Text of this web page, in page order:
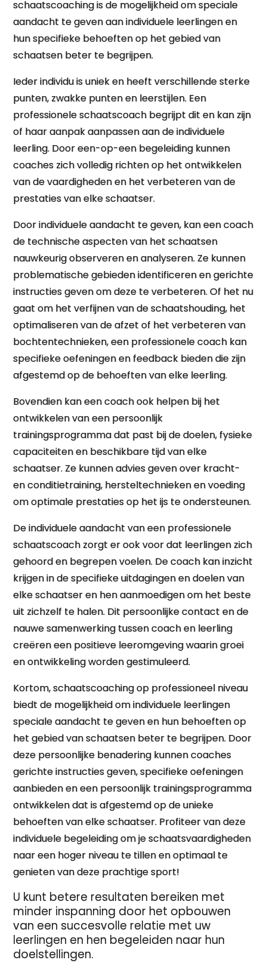
schaatscoaching is de mogelijkheid om speciale
aandacht te geven aan individuele leerlingen en
hun specifieke behoeften op het gebied van
schaatsen beter te begrijpen.
Ieder individu is uniek en heeft verschillende sterke
punten, zwakke punten en leerstijlen. Een
professionele schaatscoach begrijpt dit en kan zijn
of haar aanpak aanpassen aan de individuele
leerling. Door een-op-een begeleiding kunnen
coaches zich volledig richten op het ontwikkelen
van de vaardigheden en het verbeteren van de
prestaties van elke schaatser.
Door individuele aandacht te geven, kan een coach
de technische aspecten van het schaatsen
nauwkeurig observeren en analyseren. Ze kunnen
problematische gebieden identificeren en gerichte
instructies geven om deze te verbeteren. Of het nu
gaat om het verfijnen van de schaatshouding, het
optimaliseren van de afzet of het verbeteren van
bochtentechnieken, een professionele coach kan
specifieke oefeningen en feedback bieden die zijn
afgestemd op de behoeften van elke leerling.
Bovendien kan een coach ook helpen bij het
ontwikkelen van een persoonlijk
trainingsprogramma dat past bij de doelen, fysieke
capaciteiten en beschikbare tijd van elke
schaatser. Ze kunnen advies geven over kracht-
en conditietraining, hersteltechnieken en voeding
om optimale prestaties op het ijs te ondersteunen.
De individuele aandacht van een professionele
schaatscoach zorgt er ook voor dat leerlingen zich
gehoord en begrepen voelen. De coach kan inzicht
krijgen in de specifieke uitdagingen en doelen van
elke schaatser en hen aanmoedigen om het beste
uit zichzelf te halen. Dit persoonlijke contact en de
nauwe samenwerking tussen coach en leerling
creëren een positieve leeromgeving waarin groei
en ontwikkeling worden gestimuleerd.
Kortom, schaatscoaching op professioneel niveau
biedt de mogelijkheid om individuele leerlingen
speciale aandacht te geven en hun behoeften op
het gebied van schaatsen beter te begrijpen. Door
deze persoonlijke benadering kunnen coaches
gerichte instructies geven, specifieke oefeningen
aanbieden en een persoonlijk trainingsprogramma
ontwikkelen dat is afgestemd op de unieke
behoeften van elke schaatser. Profiteer van deze
individuele begeleiding om je schaatsvaardigheden
naar een hoger niveau te tillen en optimaal te
genieten van deze prachtige sport!
U kunt betere resultaten bereiken met
minder inspanning door het opbouwen
van een succesvolle relatie met uw
leerlingen en hen begeleiden naar hun
doelstellingen.